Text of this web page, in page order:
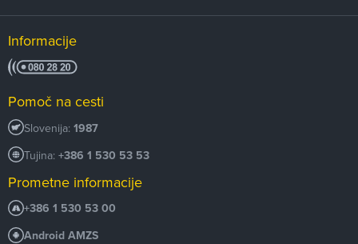
Informacije
Pomoč na cesti
Slovenija: 1987
Tujina: +386 1 530 53 53
Prometne informacije
+386 1 530 53 00
Android AMZS